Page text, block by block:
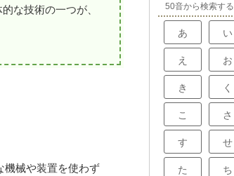
な技術の一つが、
機械や装置を使わず
50音から検索する
あ い
え お
き く
こ さ
す せ
た ち